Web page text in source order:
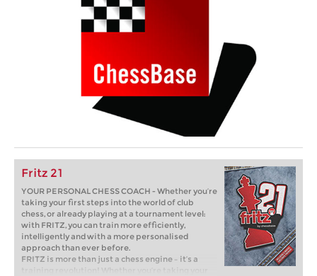
Fritz 21
YOUR PERSONAL CHESS COACH - Whether you’re
taking your first steps into the world of club
chess, or already playing at a tournament level:
with FRITZ, you can train more efficiently,
intelligently and with a more personalised
approach than ever before.
FRITZ is more than just a chess engine – it’s a
training revolution! Whether you’re taking your